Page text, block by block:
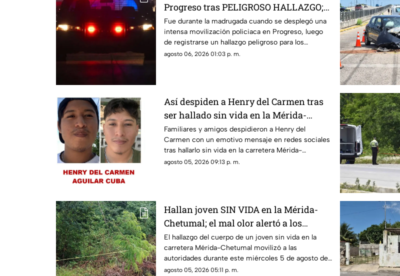
Progreso tras PELIGROSO HALLAZGO;
esto encontraron
Fue durante la madrugada cuando se desplegó una
intensa movilización policiaca en Progreso, luego
de registrarse un hallazgo peligroso para los
vecinos.
agosto 06, 2026 01:03 p. m.
Así despiden a Henry del Carmen tras
ser hallado sin vida en la Mérida-
Chetumal tras varios días desaparecido
Familiares y amigos despidieron a Henry del
Carmen con un emotivo mensaje en redes sociales
tras hallarlo sin vida en la carretera Mérida-
Chetumal.
agosto 05, 2026 09:13 p. m.
Hallan joven SIN VIDA en la Mérida-
Chetumal; el mal olor alertó a los
automovilistas
El hallazgo del cuerpo de un joven sin vida en la
carretera Mérida-Chetumal movilizó a las
autoridades durante este miércoles 5 de agosto de
2026.
agosto 05, 2026 05:11 p. m.